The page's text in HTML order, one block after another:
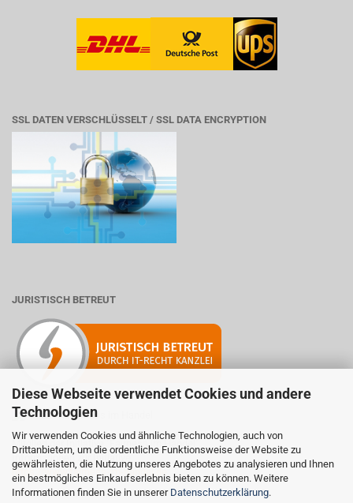
Diese Webseite verwendet Cookies und andere
Technologien
Wir verwenden Cookies und ähnliche Technologien, auch von
Drittanbietern, um die ordentliche Funktionsweise der Website zu
gewährleisten, die Nutzung unseres Angebotes zu analysieren und Ihnen
ein bestmögliches Einkaufserlebnis bieten zu können. Weitere
Informationen finden Sie in unserer Datenschutzerklärung.
SSL DATEN VERSCHLÜSSELT / SSL DATA ENCRYPTION
JURISTISCH BETREUT
Mitglied der Initiative "Fairness im Handel".
Informationen zur Initiative:
https://www.fairness-im-handel.de